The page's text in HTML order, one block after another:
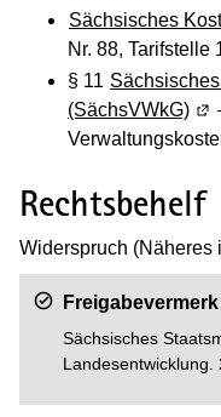
Sächsisches
Nr. 88, Tarifstelle
§ 11
(SächsVWkG)
Rechtsbehelf
Widerspruch (Näheres
Freigabevermerk
Sächsisches
Landesentwicklung.